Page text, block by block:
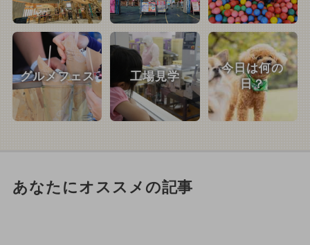
グルメフェス 工場見学
今日は何の
日？
あなたにオススメの記事